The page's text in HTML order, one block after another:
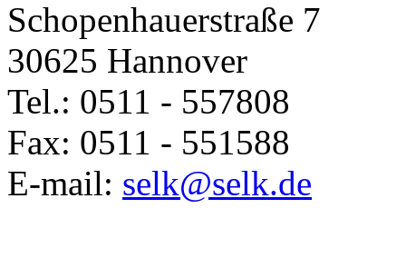
Schopenhauerstraße 7
30625 Hannover
Tel.: 0511 - 557808
Fax: 0511 - 551588
E-mail: selk@selk.de